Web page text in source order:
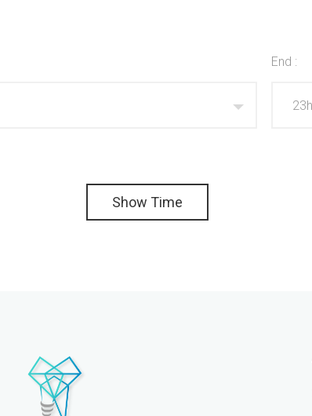
End :
Show Time